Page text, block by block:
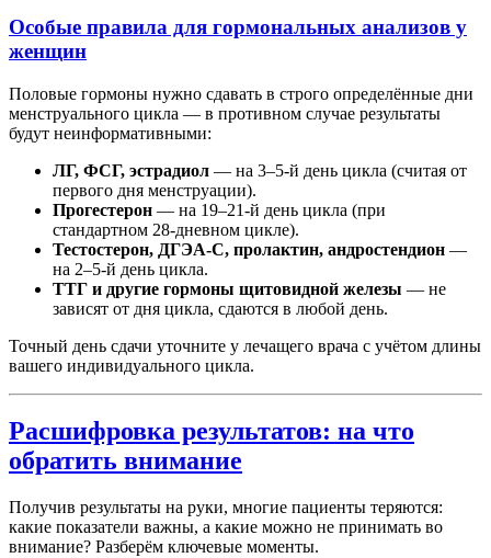
Особые правила для гормональных анализов у
женщин
Половые гормоны нужно сдавать в строго определённые дни
менструального цикла — в противном случае результаты
будут неинформативными:
ЛГ, ФСГ, эстрадиол — на 3–5-й день цикла (считая от
первого дня менструации).
Прогестерон — на 19–21-й день цикла (при
стандартном 28-дневном цикле).
Тестостерон, ДГЭА-С, пролактин, андростендион —
на 2–5-й день цикла.
ТТГ и другие гормоны щитовидной железы — не
зависят от дня цикла, сдаются в любой день.
Точный день сдачи уточните у лечащего врача с учётом длины
вашего индивидуального цикла.
Расшифровка результатов: на что
обратить внимание
Получив результаты на руки, многие пациенты теряются:
какие показатели важны, а какие можно не принимать во
внимание? Разберём ключевые моменты.